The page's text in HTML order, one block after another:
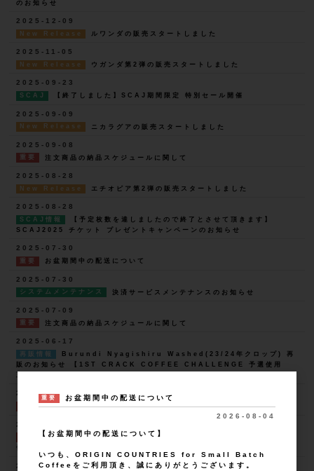
のお知らせ
2025-12-09
New Release ルワンダの販売スタートしました
2025-11-05
New Release ウガンダ第2弾の販売スタートしました
2025-09-23
SCAJ 【終了しました】SCAJ期間限定 特別セール開催
2025-09-09
New Release ニカラグアの販売スタートしました
2025-09-08
重要 注文商品の納品スケジュールに関して
2025-08-28
New Release エチオピア第2弾の販売スタートしました
2025-08-28
SCAJ情報
【予定枚数を達しましたので終了とさせて頂きます】
SCAJ2025 チケット プレゼントキャンペーンのお知らせ
2025-07-30
重要 お盆期間中の配送について
2025-07-30
システムメンテナンス 決済サービスメンテナンスのお知らせ
2025-07-09
重要 注文商品の納品スケジュールに関して
2025-06-17
再販情報
Burundi Nyagishiru Washed(23/24年クロップ) 再
販のお知らせ 【1ST CRACK COFFEE CHALLENGE 予選使用
豆】
2025-05-06
【重要】決済方法：代引き終了のお知らせ
2025-02-05
【重要】クレジットカード決済代行事業者変更に伴うお知らせ ※
切り替わり済み
2025-01-30
重要 お盆期間中の配送について
2026-08-04
【お盆期間中の配送について】
いつも、ORIGIN COUNTRIES for Small Batch
Coffeeをご利用頂き、誠にありがとうございます。